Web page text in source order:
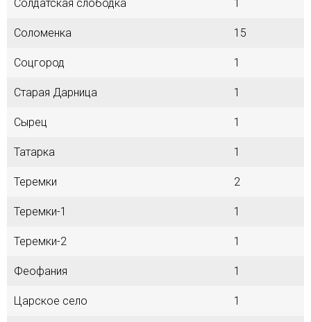
Солдатская слободка 1
Соломенка 15
Соцгород 1
Старая Дарница 1
Сырец 1
Татарка 1
Теремки 2
Теремки-1 1
Теремки-2 1
Феофания 1
Царское село 1